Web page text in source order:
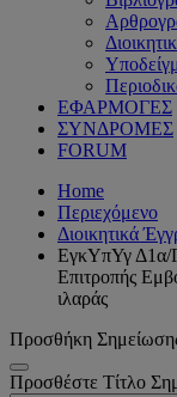
ΕΦΑΡΜΟΓΕΣ
ΣΥΝΔΡΟΜΕΣ
FORUM
Home
Περιεχόμενο
Διοικητικά
ΕγκΥπΥγ Δ1α/
Επιτροπής
ιλαράς
Προσθήκη
Προσθέστε Τίτλο